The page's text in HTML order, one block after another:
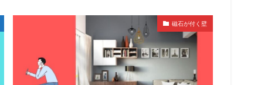
磁石が付く壁